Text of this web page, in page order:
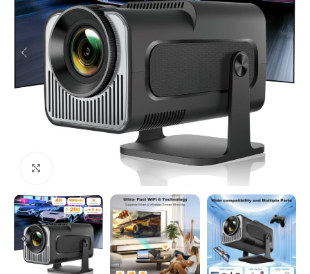
Click para agrandar